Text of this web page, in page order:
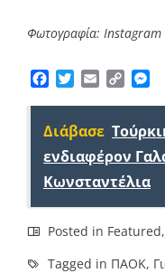
Φωτογραφία: Instagram
Facebook
TwitterEmailCopy
Διάβασε
ενδιαφέρον
Κωνσταντέλια
Posted in Featured,
Tagged in ΠΑΟΚ,